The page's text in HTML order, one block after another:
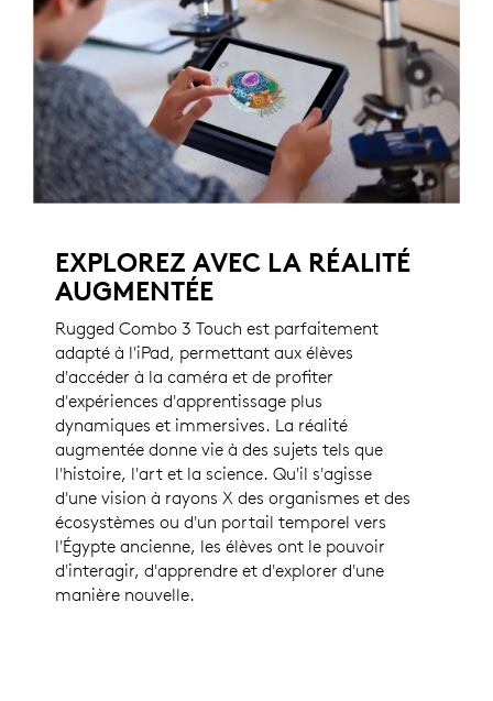
EXPLOREZ AVEC LA RÉALITÉ
AUGMENTÉE
Rugged Combo 3 Touch est parfaitement
adapté à l'iPad, permettant aux élèves
d'accéder à la caméra et de profiter
d'expériences d'apprentissage plus
dynamiques et immersives. La réalité
augmentée donne vie à des sujets tels que
l'histoire, l'art et la science. Qu'il s'agisse
d'une vision à rayons X des organismes et des
écosystèmes ou d'un portail temporel vers
l'Égypte ancienne, les élèves ont le pouvoir
d'interagir, d'apprendre et d'explorer d'une
manière nouvelle.